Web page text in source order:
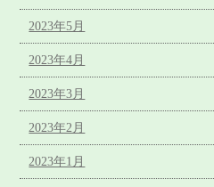
2023年5月
2023年4月
2023年3月
2023年2月
2023年1月